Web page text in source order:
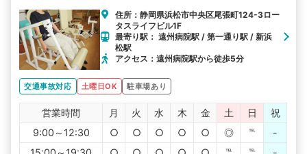
す。
住所：静岡県浜松市中央区尾張町124-3ロー
タスライフビル1F
最寄り駅： 遠州病院駅 / 第一通り駅 / 新浜
松駅
アクセス：遠州病院駅から徒歩5分
交通事故対応 土曜日OK 駐車場あり
営業時間 月 火 水 木 金 土 日
祝
9:00～12:30
○ ○ ○ ○ ○ ◎ ℡
-